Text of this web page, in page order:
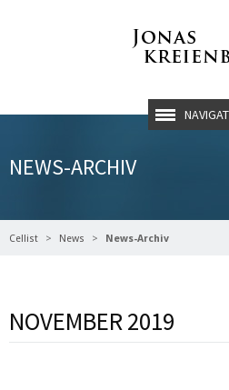
NEWS-ARCHIV
Cellist News News-Archiv
NOVEMBER 2019